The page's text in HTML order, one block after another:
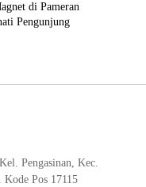
di Pameran
Pengunjung
Pengasinan, Kec.
Kode Pos 17115